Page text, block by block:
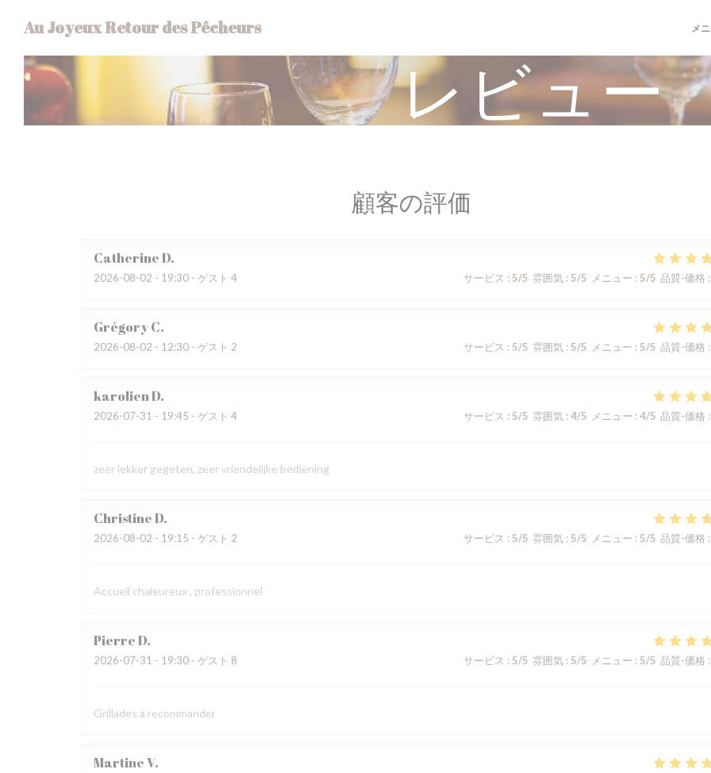
Au Joyeux Retour des Pêcheurs メ
レビュー
顧客の評価
CatherineD
2026-08-02 - 19:30 - ゲスト 4 サービス : 5/5 雰囲気: 5/5 メニュー : 5/5 品質-価格 :
GrégoryC
2026-08-02 - 12:30 - ゲスト 2 サービス : 5/5 雰囲気: 5/5 メニュー : 5/5 品質-価格 :
karolienD
2026-07-31 - 19:45 - ゲスト 4 サービス : 5/5 雰囲気: 4/5 メニュー : 4/5 品質-価格 :
zeer lekker gegeten, zeer vriendelijke bediening
ChristineD
2026-08-02 - 19:15 - ゲスト 2 サービス : 5/5 雰囲気: 5/5 メニュー : 5/5 品質-価格 :
Accueil chaleureux , professionnel
PierreD
2026-07-31 - 19:30 - ゲスト 8 サービス : 5/5 雰囲気: 5/5 メニュー : 5/5 品質-価格 :
Grillades à recommander
MartineV